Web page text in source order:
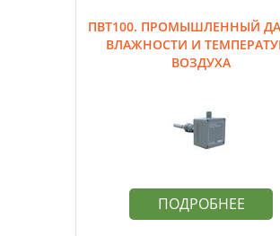
ПВТ100. ПРОМЫШЛЕННЫЙ
ВЛАЖНОСТИ И
ВОЗДУХА
ПОДРОБНЕЕ